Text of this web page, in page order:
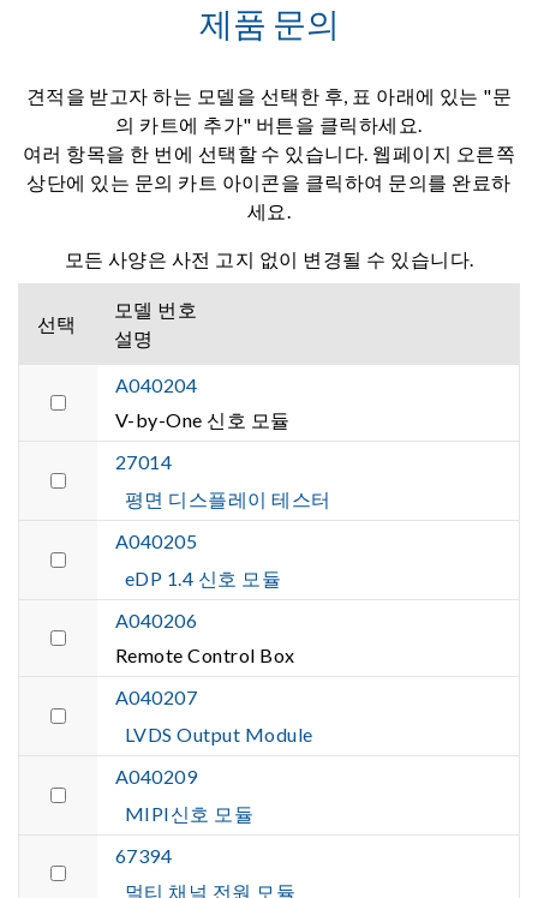
제품 문의
견적을 받고자 하는 모델을 선택한 후, 표 아래에 있는 "문
의 카트에 추가" 버튼을 클릭하세요.
여러 항목을 한 번에 선택할 수 있습니다. 웹페이지 오른쪽
상단에 있는 문의 카트 아이콘을 클릭하여 문의를 완료하
세요.
모든 사양은 사전 고지 없이 변경될 수 있습니다.
선택
모델 번호
설명
A040204
V-by-One 신호 모듈
27014
평면 디스플레이 테스터
A040205
eDP 1.4 신호 모듈
A040206
Remote Control Box
A040207
LVDS Output Module
A040209
MIPI신호 모듈
67394
멀티 채널 전원 모듈